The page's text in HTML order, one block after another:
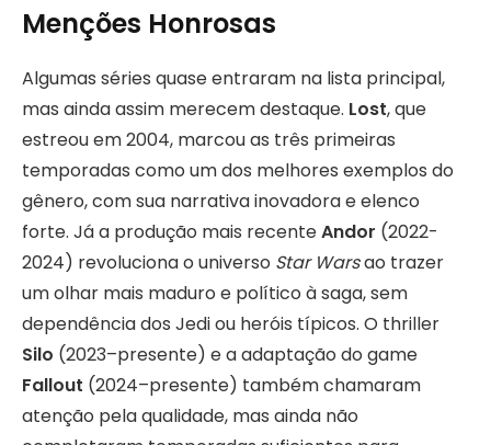
Menções Honrosas
Algumas séries quase entraram na lista principal,
mas ainda assim merecem destaque. Lost, que
estreou em 2004, marcou as três primeiras
temporadas como um dos melhores exemplos do
gênero, com sua narrativa inovadora e elenco
forte. Já a produção mais recenteAndor (2022-
2024) revoluciona o universo Star Warsao trazer
um olhar mais maduro e político à saga, sem
dependência dos Jedi ou heróis típicos. O thriller
Silo (2023–presente) e a adaptação do game
Fallout (2024–presente) também chamaram
atenção pela qualidade, mas ainda não